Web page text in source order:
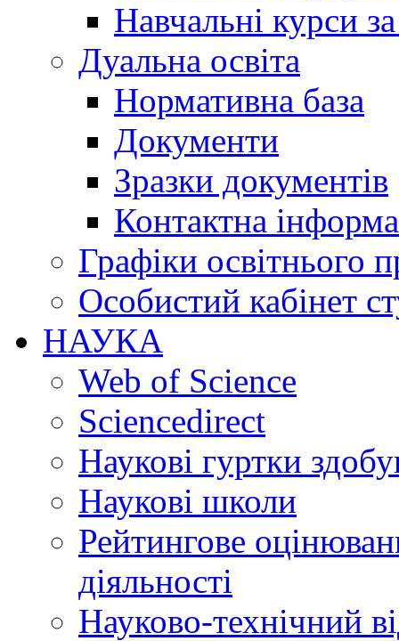
Навчальні курси
Дуальна освіта
Нормативна база
Документи
Зразки документів
Контактна
Графіки освітнього
Особистий кабінет
НАУКА
Web of Science
Sciencedirect
Наукові гуртки
Наукові школи
Рейтингове
діяльності
Науково-технічний